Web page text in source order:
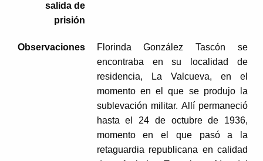
salida de
prisión
Observaciones
Florinda González Tascón se
encontraba en su localidad de
residencia, La Valcueva, en el
momento en el que se produjo la
sublevación militar. Allí permaneció
hasta el 24 de octubre de 1936,
momento en el que pasó a la
retaguardia republicana en calidad